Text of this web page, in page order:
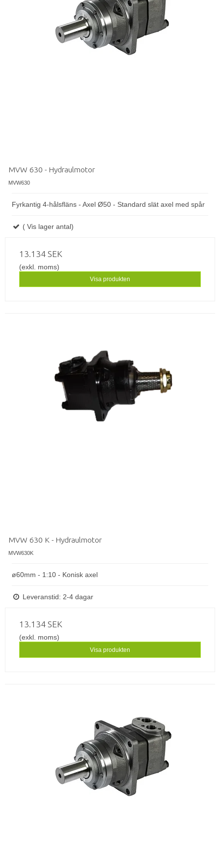
MVW 630 - Hydraulmotor
MVW630
Fyrkantig 4-hålsfläns - Axel Ø50 - Standard slät axel med spår
( Vis lager antal)
13.134 SEK
(exkl. moms)
Visa produkten
MVW 630 K - Hydraulmotor
MVW630K
ø60mm - 1:10 - Konisk axel
Leveranstid: 2-4 dagar
13.134 SEK
(exkl. moms)
Visa produkten